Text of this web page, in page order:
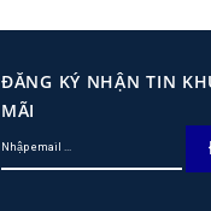
ĐĂNG KÝ NHẬN TIN
MÃI